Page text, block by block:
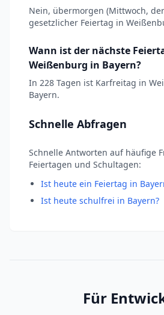
Nein, übermorgen (Mittwoch,
gesetzlicher Feiertag in
Wann ist der nächste
Weißenburg in Bayern?
In 228 Tagen ist Karfreitag in
Bayern.
Schnelle Abfragen
Schnelle Antworten auf häufige
Feiertagen und Schultagen:
Ist heute ein Feiertag in
Ist heute schulfrei in Bayern?
Für